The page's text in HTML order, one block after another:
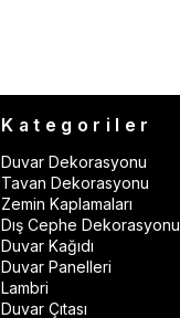
Kategoriler
Duvar Dekorasyonu
Tavan Dekorasyonu
Zemin Kaplamaları
Dış Cephe Dekorasyonu
Duvar Kağıdı
Duvar Panelleri
Lambri
Duvar Çıtası